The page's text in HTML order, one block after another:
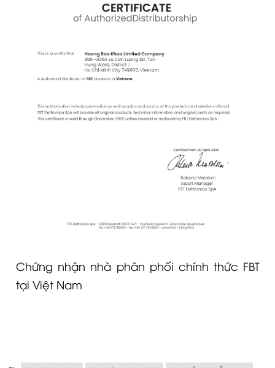
Chứng nhận nhà phân phối chính thức FBT
tại Việt Nam